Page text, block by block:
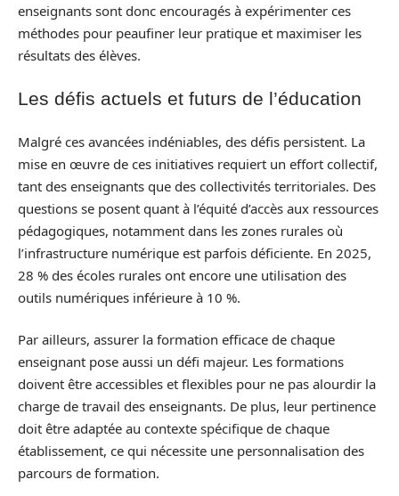
enseignants sont donc encouragés à expérimenter ces
méthodes pour peaufiner leur pratique et maximiser les
résultats des élèves.
Les défis actuels et futurs de l’éducation
Malgré ces avancées indéniables, des défis persistent. La
mise en œuvre de ces initiatives requiert un effort collectif,
tant des enseignants que des collectivités territoriales. Des
questions se posent quant à l’équité d’accès aux ressources
pédagogiques, notamment dans les zones rurales où
l’infrastructure numérique est parfois déficiente. En 2025,
28 % des écoles rurales ont encore une utilisation des
outils numériques inférieure à 10 %.
Par ailleurs, assurer la formation efficace de chaque
enseignant pose aussi un défi majeur. Les formations
doivent être accessibles et flexibles pour ne pas alourdir la
charge de travail des enseignants. De plus, leur pertinence
doit être adaptée au contexte spécifique de chaque
établissement, ce qui nécessite une personnalisation des
parcours de formation.